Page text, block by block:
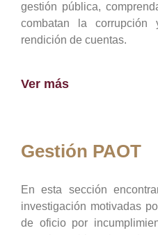
gestión pública,
combatan la corrupción
rendición de cuentas.
Ver más
Gestión PAOT
En esta sección
investigación motivadas
de oficio por